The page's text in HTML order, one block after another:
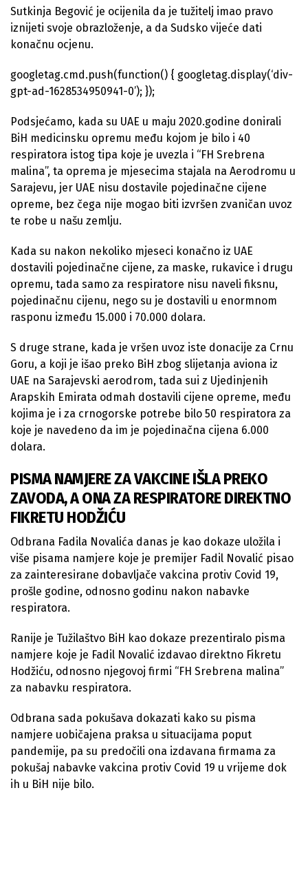
Sutkinja Begović je ocijenila da je tužitelj imao pravo
iznijeti svoje obrazloženje, a da Sudsko vijeće dati
konačnu ocjenu.
googletag.cmd.push(function() { googletag.display(‘div-
gpt-ad-1628534950941-0’); });
Podsjećamo, kada su UAE u maju 2020.godine donirali
BiH medicinsku opremu među kojom je bilo i 40
respiratora istog tipa koje je uvezla i “FH Srebrena
malina”, ta oprema je mjesecima stajala na Aerodromu u
Sarajevu, jer UAE nisu dostavile pojedinačne cijene
opreme, bez čega nije mogao biti izvršen zvaničan uvoz
te robe u našu zemlju.
Kada su nakon nekoliko mjeseci konačno iz UAE
dostavili pojedinačne cijene, za maske, rukavice i drugu
opremu, tada samo za respiratore nisu naveli fiksnu,
pojedinačnu cijenu, nego su je dostavili u enormnom
rasponu između 15.000 i 70.000 dolara.
S druge strane, kada je vršen uvoz iste donacije za Crnu
Goru, a koji je išao preko BiH zbog slijetanja aviona iz
UAE na Sarajevski aerodrom, tada sui z Ujedinjenih
Arapskih Emirata odmah dostavili cijene opreme, među
kojima je i za crnogorske potrebe bilo 50 respiratora za
koje je navedeno da im je pojedinačna cijena 6.000
dolara.
PISMA NAMJERE ZA VAKCINE IŠLA PREKO
ZAVODA, A ONA ZA RESPIRATORE DIREKTNO
FIKRETU HODŽIĆU
Odbrana Fadila Novalića danas je kao dokaze uložila i
više pisama namjere koje je premijer Fadil Novalić pisao
za zainteresirane dobavljače vakcina protiv Covid 19,
prošle godine, odnosno godinu nakon nabavke
respiratora.
Ranije je Tužilaštvo BiH kao dokaze prezentiralo pisma
namjere koje je Fadil Novalić izdavao direktno Fikretu
Hodžiću, odnosno njegovoj firmi “FH Srebrena malina”
za nabavku respiratora.
Odbrana sada pokušava dokazati kako su pisma
namjere uobičajena praksa u situacijama poput
pandemije, pa su predočili ona izdavana firmama za
pokušaj nabavke vakcina protiv Covid 19 u vrijeme dok
ih u BiH nije bilo.